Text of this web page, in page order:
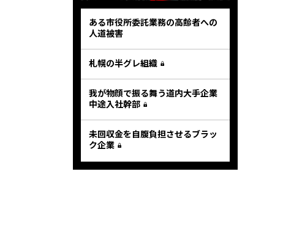
ある市役所委託業務の高齢者への
人道被害
札幌の半グレ組織
我が物顔で振る舞う道内大手企業
中途入社幹部
未回収金を自腹負担させるブラッ
ク企業